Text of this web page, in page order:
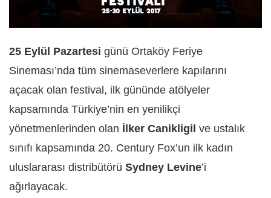
25 Eylül Pazartesi günü Ortaköy Feriye
Sineması’nda tüm sinemaseverlere kapılarını
açacak olan festival, ilk gününde atölyeler
kapsamında Türkiye’nin en yenilikçi
yönetmenlerinden olan İlker Canikligil ve ustalık
sınıfı kapsamında 20. Century Fox’un ilk kadın
uluslararası distribütörü Sydney Levine’i
ağırlayacak.